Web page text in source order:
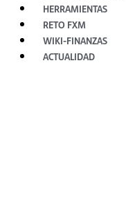
HERRAMIENTAS
RETO FXM
WIKI-FINANZAS
ACTUALIDAD